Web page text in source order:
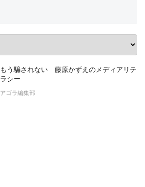
もう騙されない 藤原かずえのメディアリテ
ラシー
アゴラ編集部